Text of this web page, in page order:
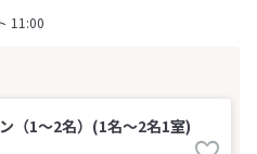
11:00
（1～2名）(1名～2名1室)